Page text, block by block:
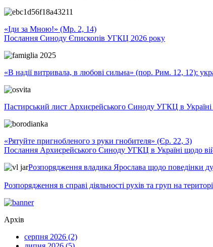
«Іди за Мною!» (Мр. 2, 14)
Послання Синоду Єпископів УГКЦ 2026 року
«В надії витривала, в любові сильна» (пор. Рим. 12, 12):
Пастирський лист Архиєрейського Синоду УГКЦ в Україні
«Рятуйте пригнобленого з руки гнобителя» (Єр. 22, 3)
Послання Архиєрейського Синоду УГКЦ в Україні щодо
Розпорядження владика Ярослава щодо поведінки
Розпорядження в справі діяльності рухів та груп на
Архів
серпня 2026 (2)